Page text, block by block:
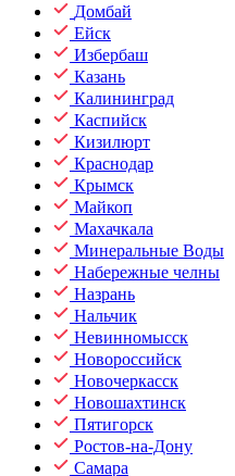
Домбай
Ейск
Избербаш
Казань
Калининград
Каспийск
Кизилюрт
Краснодар
Крымск
Майкоп
Махачкала
Минеральные Воды
Набережные челны
Назрань
Нальчик
Невинномысск
Новороссийск
Новочеркасск
Новошахтинск
Пятигорск
Ростов-на-Дону
Самара